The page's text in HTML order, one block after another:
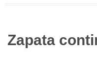
Zapata